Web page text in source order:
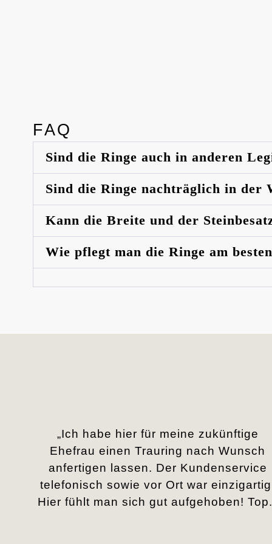
FAQ
Sind die Ringe auch in anderen
Sind die Ringe nachträglich in der
Kann die Breite und der
Wie pflegt man die Ringe am
„Ich habe hier für meine zukünftige
Ehefrau einen Trauring nach Wunsch
anfertigen lassen. Der Kundenservice
telefonisch sowie vor Ort war
Hier fühlt man sich gut aufgehoben!